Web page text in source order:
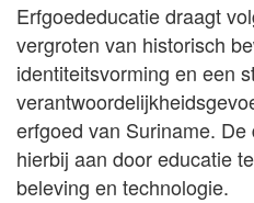
Erfgoededucatie draagt
vergroten van historisch
identiteitsvorming en een
erfgoed van Suriname.
hierbij aan door educatie
beleving en technologie.